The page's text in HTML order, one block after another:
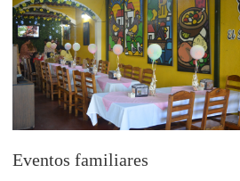
Eventos familiares